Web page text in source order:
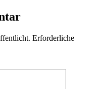
Erforderliche